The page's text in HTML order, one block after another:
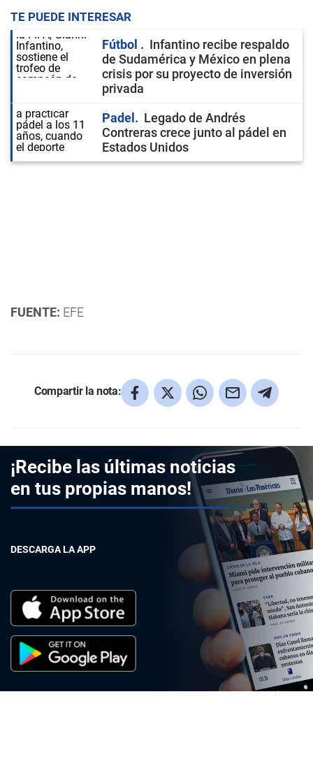
TE PUEDE INTERESAR
Fútbol
Infantino recibe respaldo
de Sudamérica y México en plena
crisis por su proyecto de inversión
privada
Padel
Legado de Andrés
Contreras crece junto al pádel en
Estados Unidos
FUENTE: EFE
Compartir la nota:
¡Recibe las últimas noticias
en tus propias manos!
DESCARGA LA APP